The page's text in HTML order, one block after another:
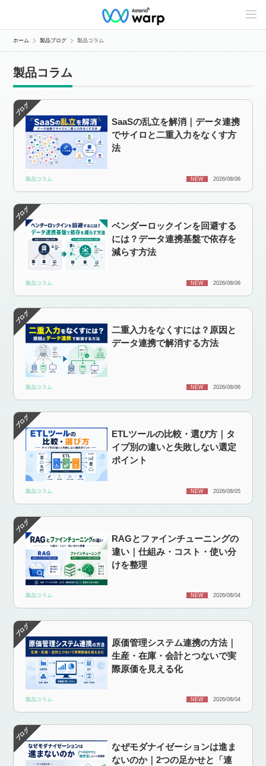
C
n
e
n
ホーム 製品ブログ 製品コラム
製品コラム
SaaSの乱立を解消｜データ連携
でサイロと二重入力をなくす方
法
製品コラム NEW 2026/08/06
ベンダーロックインを回避する
には？データ連携基盤で依存を
減らす方法
製品コラム NEW 2026/08/06
二重入力をなくすには？原因と
データ連携で解消する方法
製品コラム NEW 2026/08/06
ETLツールの比較・選び方｜タ
イプ別の違いと失敗しない選定
ポイント
製品コラム NEW 2026/08/05
RAGとファインチューニングの
違い｜仕組み・コスト・使い分
けを整理
製品コラム NEW 2026/08/04
原価管理システム連携の方法｜
生産・在庫・会計とつないで実
際原価を見える化
製品コラム NEW 2026/08/04
なぜモダナイゼーションは進ま
ないのか｜2つの足かせと「連